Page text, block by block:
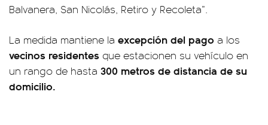
Balvanera, San Nicolás, Retiro y Recoleta”.
La medida mantiene la excepción del pago a los
vecinos residentes que estacionen su vehículo en
un rango de hasta 300 metros de distancia de su
domicilio.